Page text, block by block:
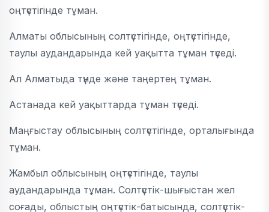
оңтүстігінде тұман.
Алматы облысының солтүстігінде, оңтүстігінде,
таулы аудандарында кей уақытта тұман түседі.
Ал Алматыда түнде және таңертең тұман.
Астанада кей уақыттарда тұман түседі.
Маңғыстау облысының солтүстігінде, орталығында
тұман.
Жамбыл облысының оңтүстігінде, таулы
аудандарында тұман. Солтүстік-шығыстан жел
соғады, облыстың оңтүстік-батысында, солтүстік-